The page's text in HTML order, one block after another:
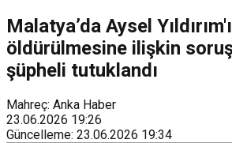
Malatya’da Aysel
öldürülmesine ilişkin
şüpheli tutuklandı
Mahreç: Anka Haber
23.06.2026 19:26
Güncelleme: 23.06.2026 19:34